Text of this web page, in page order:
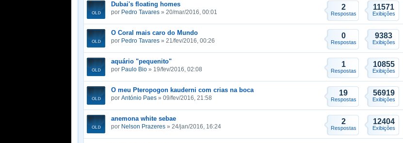
Dubai's floating homes
por Pedro Tavares » 20/mar/2016, 00:01
2
Respostas
11571
Exibições
O Coral mais caro do Mundo
por Pedro Tavares » 21/fev/2016, 00:26
0
Respostas
9383
Exibições
aquário "pequenito"
por Paulo Bio » 19/fev/2016, 02:08
1
Respostas
10855
Exibições
O meu Pteropogon kauderni com crias na boca
por António Paes » 09/fev/2016, 21:58
19
Respostas
56919
Exibições
anemona white sebae
por Nelson Prazeres » 24/jan/2016, 16:24
2
Respostas
12404
Exibições